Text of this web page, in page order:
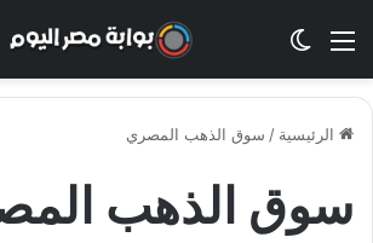
القائمة الوضع المظلم
الرئيسية / سوق الذهب المصري
سوق الذهب